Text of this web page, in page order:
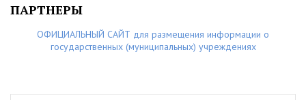
ПАРТНЕРЫ
ОФИЦИАЛЬНЫЙ САЙТ для размещения информации о
государственных (муниципальных) учреждениях